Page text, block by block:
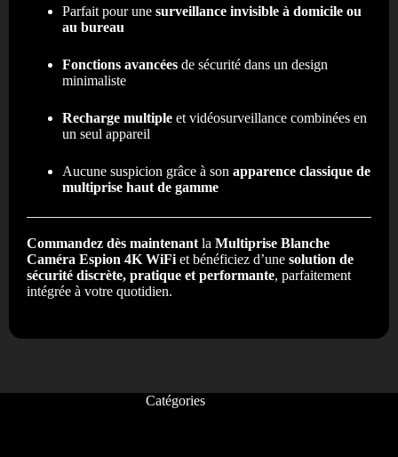
Parfait pour une surveillance invisible à domicile ou
au bureau
Fonctions avancées de sécurité dans un design
minimaliste
Recharge multiple et vidéosurveillance combinées en
un seul appareil
Aucune suspicion grâce à son apparence classique de
multiprise haut de gamme
Commandez dès maintenant la Multiprise Blanche
Caméra Espion 4K WiFi et bénéficiez d’une solution de
sécurité discrète, pratique et performante, parfaitement
intégrée à votre quotidien.
Catégories